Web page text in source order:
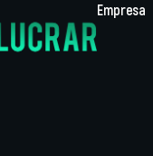
Empresa